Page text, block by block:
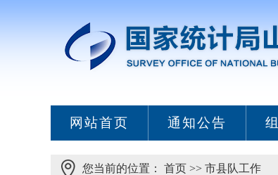
网站首页 通知公告
您当前的位置： 首页 >> 市县队工作